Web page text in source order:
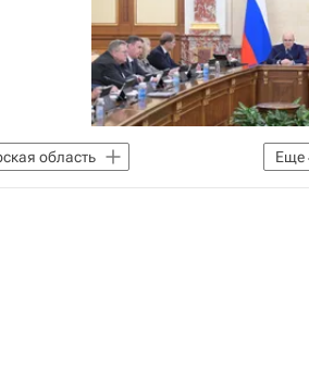
Еще
область
России)
Дороги